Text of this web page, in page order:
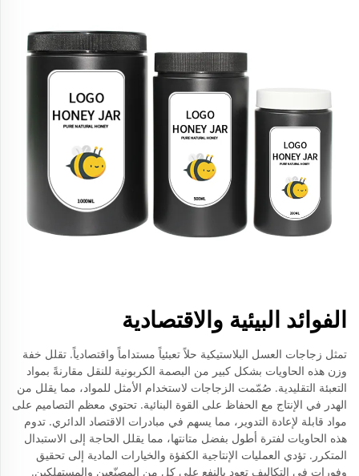
الفوائد البيئية والاقتصادية
تمثل زجاجات العسل البلاستيكية حلاً تعبئياً مستداماً واقتصادياً. تقلل خفة
وزن هذه الحاويات بشكل كبير من البصمة الكربونية للنقل مقارنةً بمواد
التعبئة التقليدية. صُمّمت الزجاجات لاستخدام الأمثل للمواد، مما يقلل من
الهدر في الإنتاج مع الحفاظ على القوة البنائية. تحتوي معظم التصاميم على
مواد قابلة لإعادة التدوير، مما يسهم في مبادرات الاقتصاد الدائري. تدوم
هذه الحاويات لفترة أطول بفضل متانتها، مما يقلل الحاجة إلى الاستبدال
المتكرر. تؤدي العمليات الإنتاجية الكفؤة والخيارات المادية إلى تحقيق
وفورات في التكاليف تعود بالنفع على كلٍ من المصنّعين والمستهلكين.